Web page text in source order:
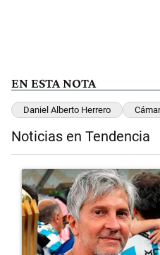
EN ESTA NOTA
Daniel Alberto Herrero
Noticias en Tendencia
Un artículo de tendencia con el